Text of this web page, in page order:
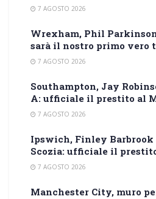
7 AGOSTO 2026
Wrexham, Phil
sarà il nostro primo vero
7 AGOSTO 2026
Southampton, Jay
A: ufficiale il prestito al
7 AGOSTO 2026
Ipswich, Finley
Scozia: ufficiale il
7 AGOSTO 2026
Manchester City, muro